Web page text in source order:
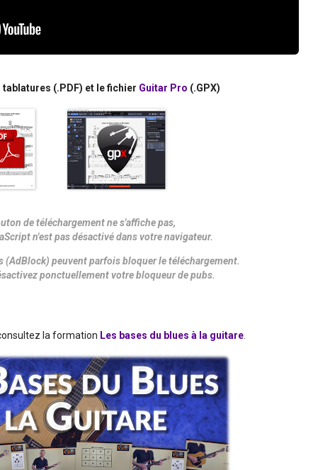
(.PDF) et le fichier Guitar Pro (.GPX)
de téléchargement ne s'affiche pas,
n'est pas désactivé dans votre navigateur.
(AdBlock) peuvent parfois bloquer le téléchargement.
ponctuellement votre bloqueur de pubs.
la formation Les bases du blues à la guitare